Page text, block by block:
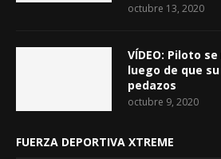
octubre 13, 2020
VÍDEO: Piloto
luego de que
pedazos
octubre 9, 2020
FUERZA DEPORTIVA XTREME